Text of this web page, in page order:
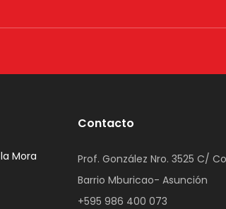
Mora
Contacto
Prof. González Nro. 3525 C/
Barrio Mburicao- Asunción
+595 986 400 073